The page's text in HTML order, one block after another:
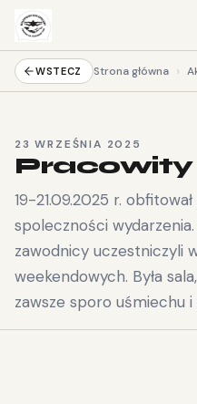
WSTECZ Strona główna ›
23 WRZEŚNIA 2025
19-21.09.2025 r.
spoleczności
zawodnicy uczestniczyli
weekendowych. Była
zawsze sporo uśmiechu